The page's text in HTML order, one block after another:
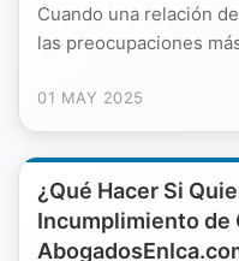
Cuando una relación
las preocupaciones
01 MAY 2025
¿Qué Hacer Si
Incumplimiento de